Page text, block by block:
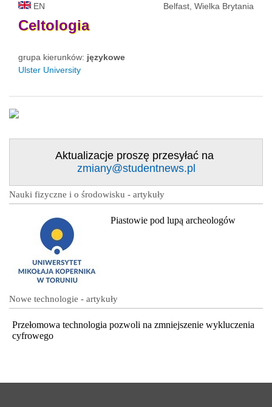
EN Belfast, Wielka Brytania
Celtologia
grupa kierunków: językowe
Ulster University
Aktualizacje proszę przesyłać na
zmiany@studentnews.pl
Nauki fizyczne i o środowisku - artykuły
Piastowie pod lupą archeologów
Nowe technologie - artykuły
Przełomowa technologia pozwoli na zmniejszenie wykluczenia
cyfrowego